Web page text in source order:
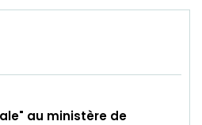
au ministère de